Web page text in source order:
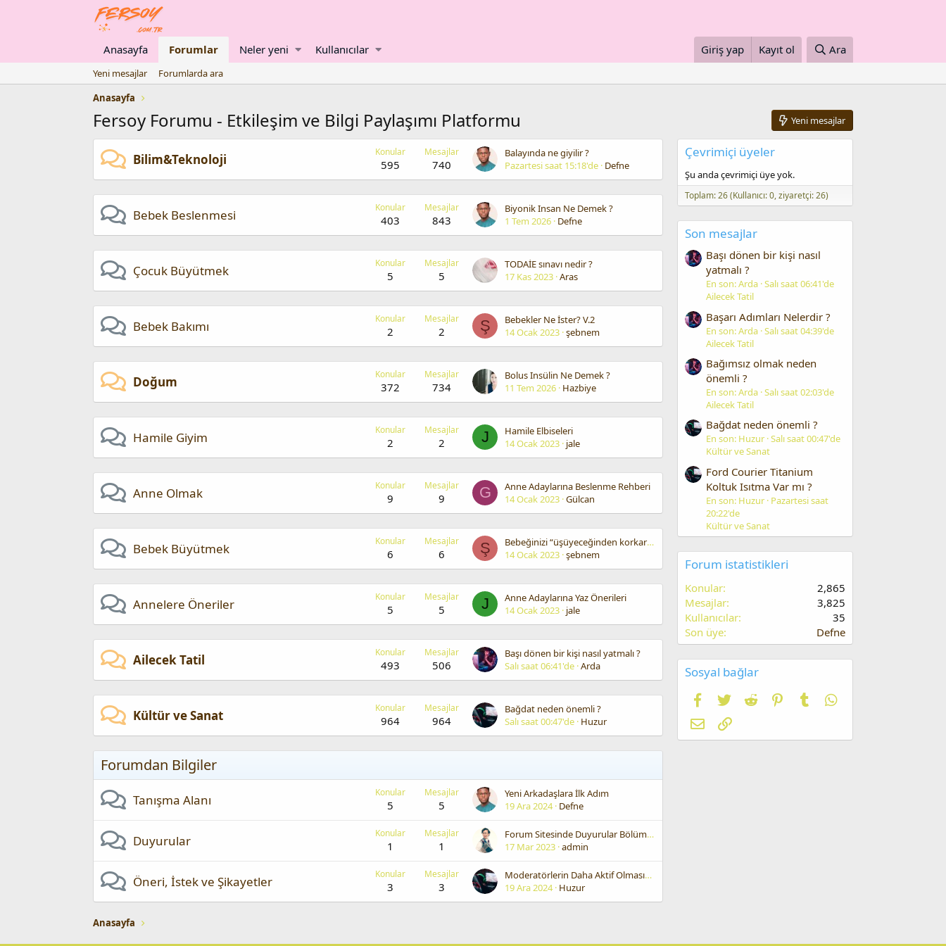
Anasayfa Forumlar Neler yeni Kullanıcılar Giriş yap Kayıt ol Ara
Yeni mesajlar
Forumlarda ara
Anasayfa
Fersoy Forumu - Etkileşim ve Bilgi Paylaşımı Platformu Yeni mesajlar
Bilim&Teknoloji Konular
595
Mesajlar
740
Balayında ne giyilir ?
Pazartesi saat 15:18'de Defne
Bebek Beslenmesi Konular
403
Mesajlar
843
Biyonik Insan Ne Demek ?
1 Tem 2026 Defne
Çocuk Büyütmek Konular
5
Mesajlar
5
TODAİE sınavı nedir ?
17 Kas 2023 Aras
Bebek Bakımı Konular
2
Mesajlar
2 Ş
Bebekler Ne İster? V.2
14 Ocak 2023 şebnem
Doğum Konular
372
Mesajlar
734
Bolus Insülin Ne Demek ?
11 Tem 2026 Hazbiye
Hamile Giyim Konular
2
Mesajlar
2 J
Hamile Elbiseleri
14 Ocak 2023 jale
Anne Olmak Konular
9
Mesajlar
9 G
Anne Adaylarına Beslenme Rehberi
14 Ocak 2023 Gülcan
Bebek Büyütmek Konular
6
Mesajlar
6 Ş
Bebeğinizi “üşüyeceğinden korkarak” kat kat giydirmeyin
14 Ocak 2023 şebnem
Annelere Öneriler Konular
5
Mesajlar
5 J
Anne Adaylarına Yaz Önerileri
14 Ocak 2023 jale
Ailecek Tatil Konular
493
Mesajlar
506
Başı dönen bir kişi nasıl yatmalı ?
Salı saat 06:41'de Arda
Kültür ve Sanat Konular
964
Mesajlar
964
Bağdat neden önemli ?
Salı saat 00:47'de Huzur
Forumdan Bilgiler
Tanışma Alanı Konular
5
Mesajlar
5
Yeni Arkadaşlara İlk Adım
19 Ara 2024 Defne
Duyurular Konular
1
Mesajlar
1
Forum Sitesinde Duyurular Bölümü Kullanım Amacı
17 Mar 2023 admin
Öneri, İstek ve Şikayetler Konular
3
Mesajlar
3
Moderatörlerin Daha Aktif Olmasını İsterim
19 Ara 2024 Huzur
Çevrimiçi üyeler
Şu anda çevrimiçi üye yok.
Toplam: 26 (Kullanıcı: 0, ziyaretçi: 26)
Son mesajlar
Başı dönen bir kişi nasıl
yatmalı ?
En son: Arda Salı saat 06:41'de
Ailecek Tatil
Başarı Adımları Nelerdir ?
En son: Arda Salı saat 04:39'de
Ailecek Tatil
Bağımsız olmak neden
önemli ?
En son: Arda Salı saat 02:03'de
Ailecek Tatil
Bağdat neden önemli ?
En son: Huzur Salı saat 00:47'de
Kültür ve Sanat
Ford Courier Titanium
Koltuk Isıtma Var mı ?
En son: Huzur Pazartesi saat
20:22'de
Kültür ve Sanat
Forum istatistikleri
Konular
2,865
Mesajlar
3,825
Kullanıcılar
35
Son üye
Defne
Sosyal bağlar
Facebook
TwitterReddit PinterestTumblrWhatsApp
E-postaLink
Anasayfa